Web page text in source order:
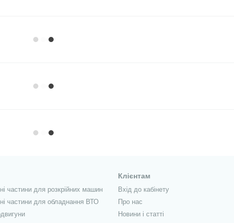
частини для розкрійних машин
частини для обладнання ВТО
Клієнтам
Вхід до кабінету
Про нас
Новини і статті